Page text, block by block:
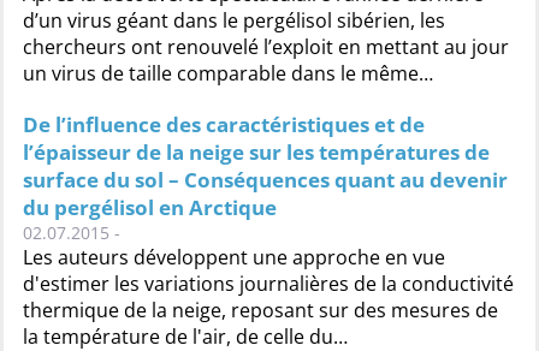
d’un virus géant dans le pergélisol sibérien, les
chercheurs ont renouvelé l’exploit en mettant au jour
un virus de taille comparable dans le même…
De l’influence des caractéristiques et de
l’épaisseur de la neige sur les températures de
surface du sol – Conséquences quant au devenir
du pergélisol en Arctique
02.07.2015 -
Les auteurs développent une approche en vue
d'estimer les variations journalières de la conductivité
thermique de la neige, reposant sur des mesures de
la température de l'air, de celle du…